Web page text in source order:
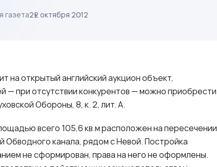
газета22 октября 2012
на открытый английский аукцион объект,
при отсутствии конкурентов — можно приобрести
Обороны, 8, к. 2, лит. А.
всего 105,6 кв.м расположен на пересечении
канала, рядом с Невой. Постройка
не сформирован, права на него не оформлены.